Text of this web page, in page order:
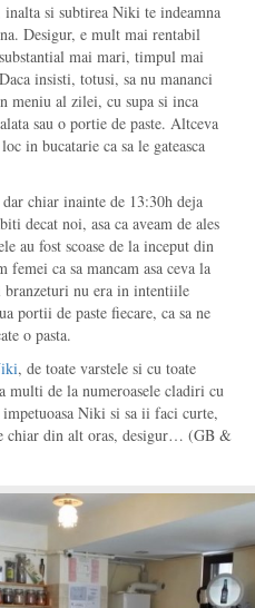
si subtirea Niki te indeamna
Desigur, e mult mai rentabil
mai mari, timpul mai
insisti, totusi, sa nu mananci
meniu al zilei, cu supa si inca
sau o portie de paste. Altceva
in bucatarie ca sa le gateasca
chiar inainte de 13:30h deja
decat noi, asa ca aveam de ales
au fost scoase de la inceput din
ca sa mancam asa ceva la
nu era in intentiile
portii de paste fiecare, ca sa ne
o pasta.
, de toate varstele si cu toate
de la numeroasele cladiri cu
Niki si sa ii faci curte,
chiar din alt oras, desigur… (GB &